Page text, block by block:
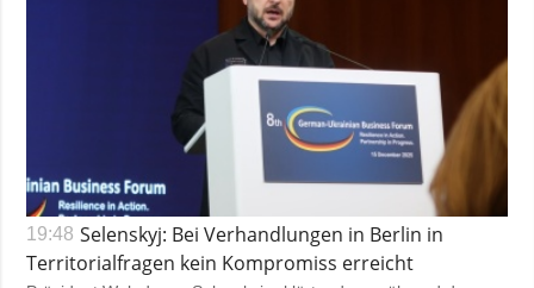
19:48 Selenskyj: Bei Verhandlungen in Berlin in
Territorialfragen kein Kompromiss erreicht